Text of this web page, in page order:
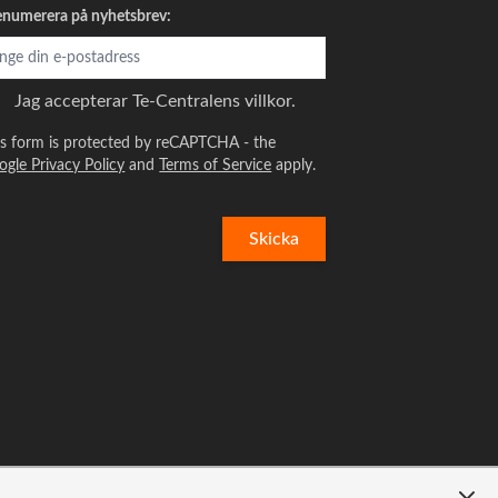
på nyhetsbrev:
Jag accepterar Te-Centralens villkor.
form is protected by reCAPTCHA - the
Privacy Policy and Terms of Service apply.
Skicka